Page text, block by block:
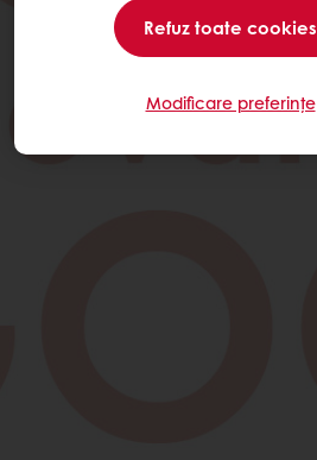
Refuz toate cookies
Modificare preferințe